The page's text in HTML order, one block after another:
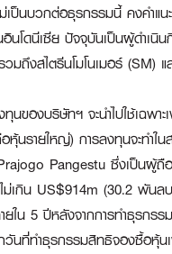
นบวกต่อธุรกรรมนี้ คงคำแนะ
ดนีเซีย ปัจจุบันเป็นผู้ดำเนิ
ถึงสไตรีนโมโนเมอร์
งบริษัทฯ จะนำไปใช้เฉพาะ
รายใหญ่) การลงทุนจะทำใ
Prajogo Pangestu ซึ่งเป็
เกิน US$914m (30.2 พันล
ใน 5 ปีหลังจากการทำธุรก
นที่ทำธุรกรรมสิทธิจองซื้อหุ้